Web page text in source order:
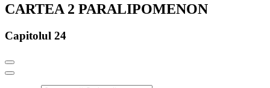
CARTEA 2 PARALIPOMENON
Capitolul 24